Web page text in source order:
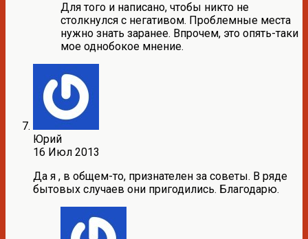
Для того и написано, чтобы никто не
столкнулся с негативом. Проблемные места
нужно знать заранее. Впрочем, это опять-таки
мое однобокое мнение.
Юрий
16 Июл 2013
Да я , в общем-то, признателен за советы. В ряде
бытовых случаев они пригодились. Благодарю.